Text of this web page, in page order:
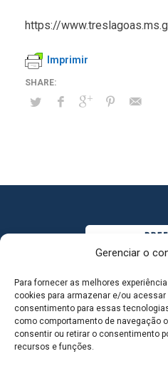
Gerenciar o
Para fornecer as melhores
cookies para armazenar e/ou
consentimento para essas
como comportamento de navegação
consentir ou retirar o consentimento
recursos e funções.
https://
Imprimir
MAPA DO SITE